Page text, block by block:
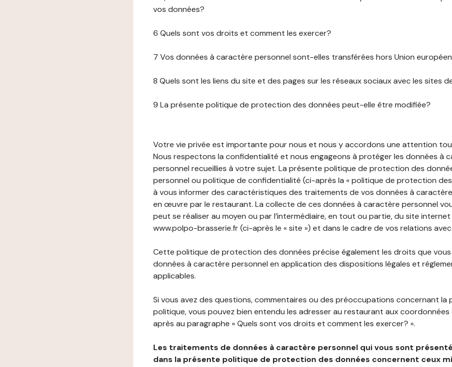
vos données?
6 Quels sont vos droits et comment les exercer?
7 Vos données à caractère personnel sont-elles transférées hors Union
8 Quels sont les liens du site et des pages sur les réseaux sociaux avec les sites
9 La présente politique de protection des données peut-elle être modifiée?
Votre vie privée est importante pour nous et nous y accordons une attention
Nous respectons la confidentialité et nous engageons à protéger les données à
personnel recueillies à votre sujet. La présente politique de protection des
personnel ou politique de confidentialité (ci-après la « politique de protection des
à vous informer des caractéristiques des traitements de vos données à
en œuvre par le restaurant. La collecte de ces données à caractère personnel
peut se réaliser au moyen ou par l’intermédiaire, en tout ou partie, du site
www.polpo-brasserie.fr (ci-après le « site ») et dans le cadre de vos relations
Cette politique de protection des données précise également les droits que
données à caractère personnel en application des dispositions légales et
applicables.
Si vous avez des questions, commentaires ou des préoccupations concernant la
politique, vous pouvez bien entendu les adresser au restaurant aux
après au paragraphe « Quels sont vos droits et comment les exercer? ».
Les traitements de données à caractère personnel qui vous sont
dans la présente politique de protection des données concernent ceux